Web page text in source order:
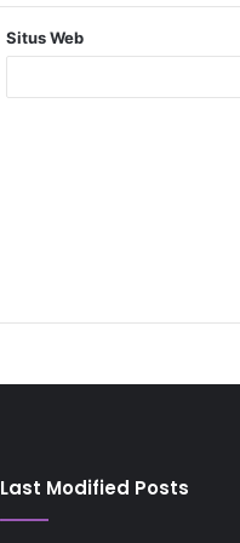
Situs Web
Last Modified Posts